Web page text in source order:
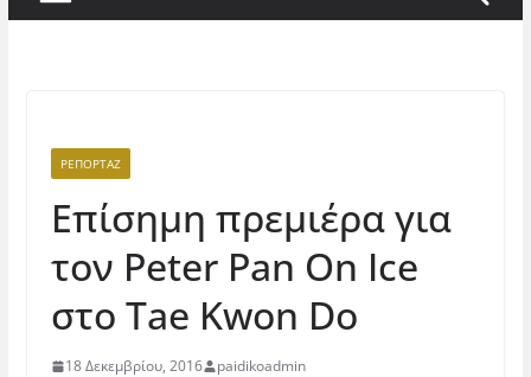
ΡΕΠΟΡΤΆΖ
Επίσημη πρεμιέρα για
τον Peter Pan On Ice
στο Tae Kwon Do
18 Δεκεμβρίου, 2016 paidikoadmin